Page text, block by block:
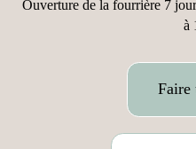
Ouverture de la fourrière 7
à
Faire